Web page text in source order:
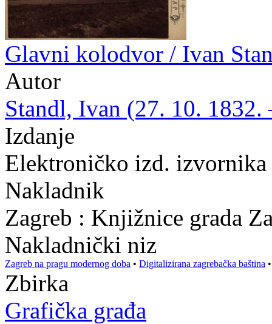
Glavni kolodvor / Ivan
Autor
Standl, Ivan (27. 10. 1832.
Izdanje
Elektroničko izd. izvornika
Nakladnik
Zagreb : Knjižnice grada
Nakladnički niz
Zagreb na pragu modernog doba • Digitalizirana zagrebačka baština
Zbirka
Grafička građa